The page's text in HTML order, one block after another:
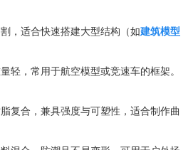
适合快速搭建大型结构（如建筑模型
，常用于航空模型或竞速车的框架。
合，兼具强度与可塑性，适合制作曲